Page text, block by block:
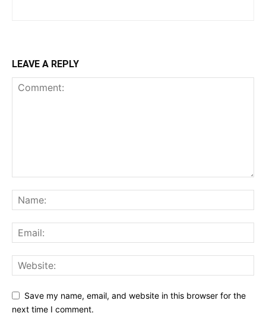
LEAVE A REPLY
Save my name, email, and website in this browser for the
next time I comment.